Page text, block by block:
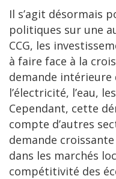
Il s’agit désormais
politiques sur une
CCG, les
à faire face à la
demande intérieure
l’électricité, l’eau,
Cependant, cette
compte d’autres
demande
dans les marchés
compétitivité des